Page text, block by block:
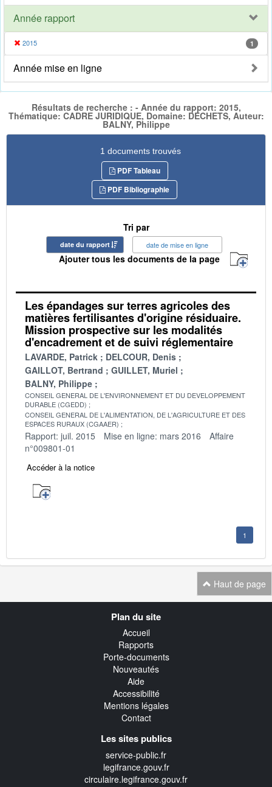
Année rapport
2015 1
Année mise en ligne
Résultats de recherche : - Année du rapport: 2015,
Thématique: CADRE JURIDIQUE, Domaine: DECHETS, Auteur:
BALNY, Philippe
1 documents trouvés
PDF Tableau
PDF Bibliographie
Tri par
date du rapport date de mise en ligne
Ajouter tous les documents de la page
Les épandages sur terres agricoles des
matières fertilisantes d'origine résiduaire.
Mission prospective sur les modalités
d'encadrement et de suivi réglementaire
LAVARDE, Patrick
DELCOUR, Denis
GAILLOT, Bertrand
GUILLET, Muriel
BALNY, Philippe
CONSEIL GENERAL DE L'ENVIRONNEMENT ET DU DEVELOPPEMENT
DURABLE (CGEDD)
CONSEIL GENERAL DE L'ALIMENTATION, DE L'AGRICULTURE ET DES
ESPACES RURAUX (CGAAER)
Rapport: juil. 2015 Mise en ligne: mars 2016
Affaire
n°009801-01
Accéder à la notice
1
Haut de page
Plan du site
Accueil
Rapports
Porte-documents
Nouveautés
Aide
Accessibilité
Mentions légales
Contact
Les sites publics
service-public.fr
legifrance.gouv.fr
circulaire.legifrance.gouv.fr